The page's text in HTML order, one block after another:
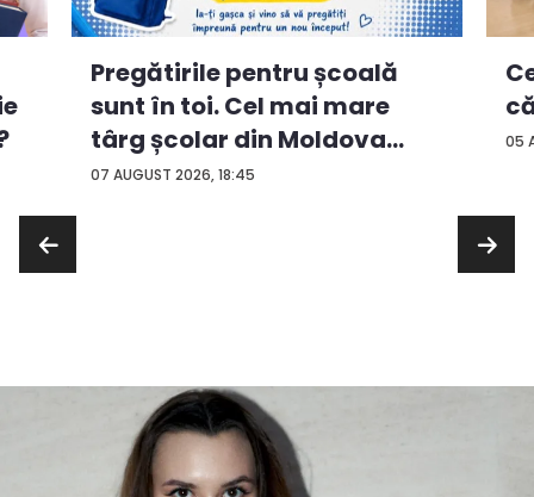
07 AUGUST 2026, 18:45
Pregătirile pentru școală
sunt în toi. Cel mai mare
târg școlar din Moldova
con...
05